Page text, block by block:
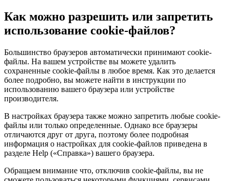
Как можно разрешить или запретить
использование cookie-файлов?
Большинство браузеров автоматически принимают cookie-
файлы. На вашем устройстве вы можете удалить
сохраненные cookie-файлы в любое время. Как это делается
более подробно, вы можете найти в инструкции по
использованию вашего браузера или устройстве
производителя.
В настройках браузера также можно запретить любые cookie-
файлы или только определенные. Однако все браузеры
отличаются друг от друга, поэтому более подробная
информация о настройках для cookie-файлов приведена в
разделе Help («Справка») вашего браузера.
Обращаем внимание что, отключив cookie-файлы, вы не